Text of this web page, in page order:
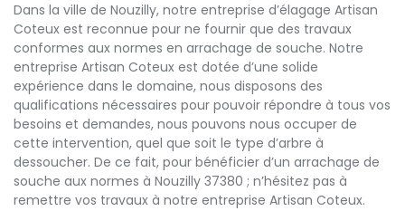
Dans la ville de Nouzilly, notre entreprise d’élagage Artisan
Coteux est reconnue pour ne fournir que des travaux
conformes aux normes en arrachage de souche. Notre
entreprise Artisan Coteux est dotée d’une solide
expérience dans le domaine, nous disposons des
qualifications nécessaires pour pouvoir répondre à tous vos
besoins et demandes, nous pouvons nous occuper de
cette intervention, quel que soit le type d’arbre à
dessoucher. De ce fait, pour bénéficier d’un arrachage de
souche aux normes à Nouzilly 37380 ; n’hésitez pas à
remettre vos travaux à notre entreprise Artisan Coteux.